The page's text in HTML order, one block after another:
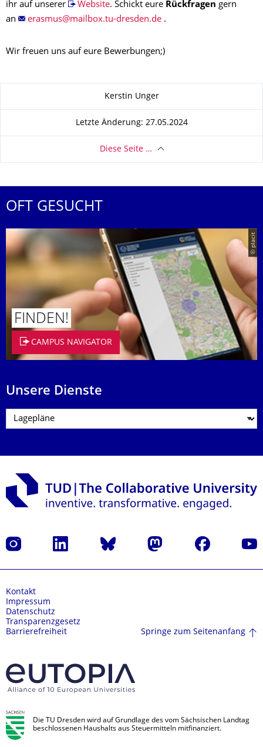
ihr auf unserer
Website. Schickt eure Rückfragen gern
an
.
Wir freuen uns auf eure Bewerbungen;)
Kerstin Unger
Letzte Änderung: 27.05.2024
Diese Seite …
OFT GESUCHT
© placit
FINDEN!
CAMPUS NAVIGATOR
Unsere Dienste
Instagram LinkedIn Bluesky Mastodon Facebook
Kontakt
Impressum
Datenschutz
Transparenzgesetz
Barrierefreiheit
Springe zum Seitenanfang
Die TU Dresden wird auf Grundlage des vom Sächsischen Landtag
beschlossenen Haushalts aus Steuermitteln mitfinanziert.